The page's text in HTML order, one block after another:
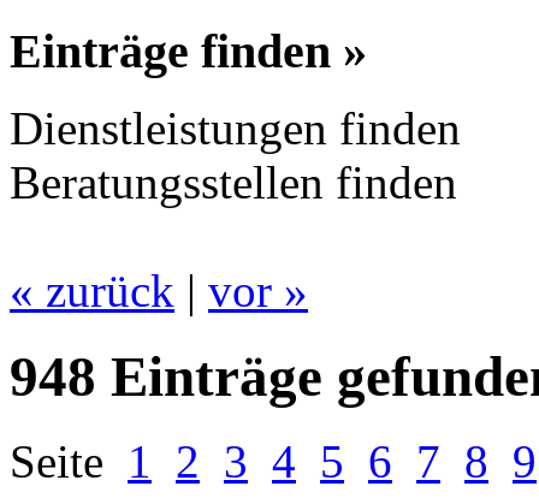
Einträge finden »
Dienstleistungen finden
Beratungsstellen finden
« zurück | vor »
948 Einträge
Seite 1 2 3 4 5 6 7 8 9